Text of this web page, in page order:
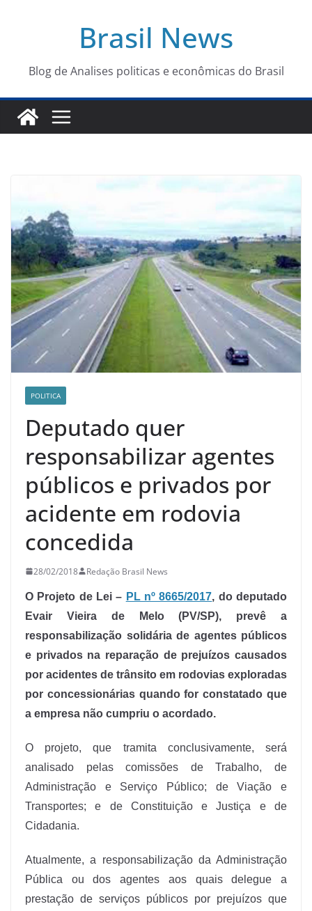
conteúdo
Brasil News
Blog de Analises politicas e econômicas do Brasil
POLITICA
Deputado quer
responsabilizar agentes
públicos e privados por
acidente em rodovia
concedida
28/02/2018 Redação Brasil News
O Projeto de Lei – PL nº 8665/2017, do deputado
Evair Vieira de Melo (PV/SP), prevê a
responsabilização solidária de agentes públicos
e privados na reparação de prejuízos causados
por acidentes de trânsito em rodovias exploradas
por concessionárias quando for constatado que
a empresa não cumpriu o acordado.
O projeto, que tramita conclusivamente, será
analisado pelas comissões de Trabalho, de
Administração e Serviço Público; de Viação e
Transportes; e de Constituição e Justiça e de
Cidadania.
Atualmente, a responsabilização da Administração
Pública ou dos agentes aos quais delegue a
prestação de serviços públicos por prejuízos que